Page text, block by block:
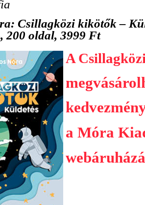
Csillagközi kikötők –
200 oldal, 3999 Ft
A
a Móra